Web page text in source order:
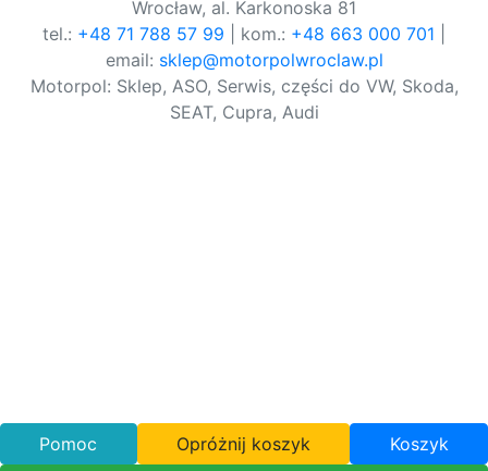
Wrocław, al. Karkonoska 81
tel.: +48 71 788 57 99 | kom.: +48 663 000 701
email: sklep@motorpolwroclaw.pl
Motorpol: Sklep, ASO, Serwis, części do VW, Skoda,
SEAT, Cupra, Audi
Pomoc Opróżnij koszyk Koszyk